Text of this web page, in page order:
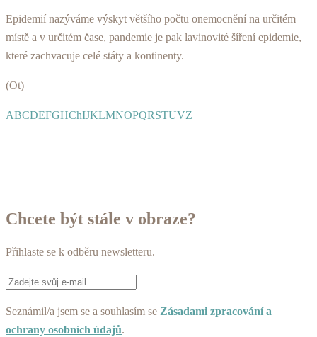
Epidemií nazýváme výskyt většího počtu onemocnění na určitém
místě a v určitém čase, pandemie je pak lavinovité šíření epidemie,
které zachvacuje celé státy a kontinenty.
(Ot)
ABCDEFGHChIJKLMNOPQRSTUVZ
Chcete být stále v obraze?
Přihlaste se k odběru newsletteru.
Seznámil/a jsem se a souhlasím se Zásadami zpracování a
ochrany osobních údajů.